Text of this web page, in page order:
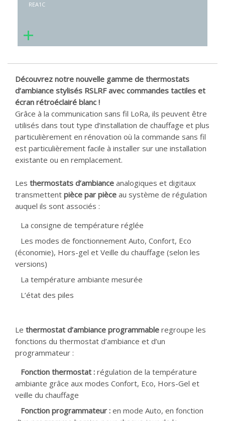
REA1C
+
Découvrez notre nouvelle gamme de thermostats
d’ambiance stylisés RSLRF avec commandes tactiles et
écran rétroéclairé blanc !
Grâce à la communication sans fil LoRa, ils peuvent être
utilisés dans tout type d’installation de chauffage et plus
particulièrement en rénovation où la commande sans fil
est particulièrement facile à installer sur une installation
existante ou en remplacement.
Les thermostats d’ambiance analogiques et digitaux
transmettent pièce par pièce au système de régulation
auquel ils sont associés :
La consigne de température réglée
Les modes de fonctionnement Auto, Confort, Eco
(économie), Hors-gel et Veille du chauffage (selon les
versions)
La température ambiante mesurée
L’état des piles
Le thermostat d’ambiance programmable regroupe les
fonctions du thermostat d’ambiance et d’un
programmateur :
Fonction thermostat : régulation de la température
ambiante grâce aux modes Confort, Eco, Hors-Gel et
veille du chauffage
Fonction programmateur : en mode Auto, en fonction